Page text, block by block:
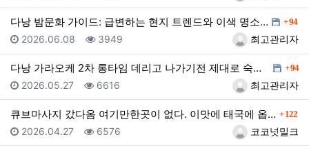
다낭 밤문화 가이드: 급변하는 현지 트렌드와 이색 명소… 댓글
94
등록자최고관리자
등록일
2026.06.08 조회
3949
다낭 가라오케 2차 롱타임 데리고 나가기전 제대로 숙지… 댓글
94
등록자최고관리자
등록일
2026.05.27 조회
6616
큐브마사지 갔다옴 여기만한곳이 없다. 이맛에 태국에 옵… 댓글
122
등록자코코넛밀크
등록일
2026.04.27 조회
6576